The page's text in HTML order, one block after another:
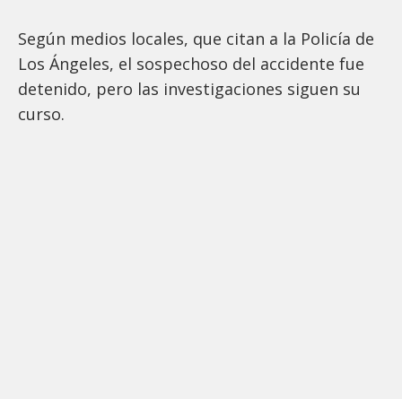
Según medios locales, que citan a la Policía de
Los Ángeles, el sospechoso del accidente fue
detenido, pero las investigaciones siguen su
curso.